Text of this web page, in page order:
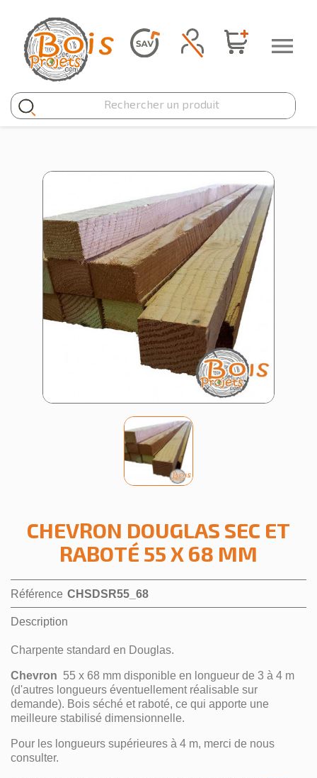

CHEVRON DOUGLAS SEC ET
RABOTÉ 55 X 68 MM
Référence CHSDSR55_68
Description
Charpente standard en Douglas.
Chevron 55 x 68 mm disponible en longueur de 3 à 4 m
(d'autres longueurs éventuellement réalisable sur
demande). Bois séché et raboté, ce qui apporte une
meilleure stabilisé dimensionnelle.
Pour les longueurs supérieures à 4 m, merci de nous
consulter.